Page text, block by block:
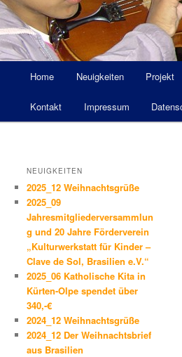
Home Neuigkeiten Projekt
Kontakt Impressum
NEUIGKEITEN
2025_12 Weihnachtsgrüße
2025_09
Jahresmitgliederversammlun
g und 20 Jahre Förderverein
„Kulturwerkstatt für Kinder –
Clave de Sol, Brasilien e.V.“
2025_06 Katholische Kita in
Kürten-Olpe spendet über
340,-€
2024_12 Weihnachtsgrüße
2024_12 Der Weihnachtsbrief
aus Brasilien